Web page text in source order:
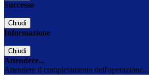
Successo
Chiudi
Informazione
Chiudi
Attendere...
Attendere il completamento dell'operazione...